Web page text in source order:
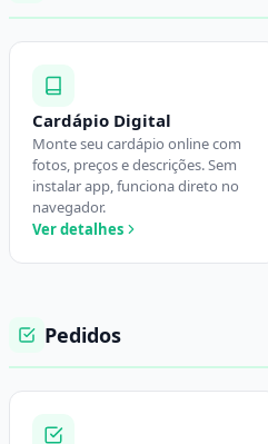
Cardápio Digital
Monte seu cardápio online com
fotos, preços e descrições. Sem
instalar app, funciona direto no
navegador.
Ver detalhes
Pedidos